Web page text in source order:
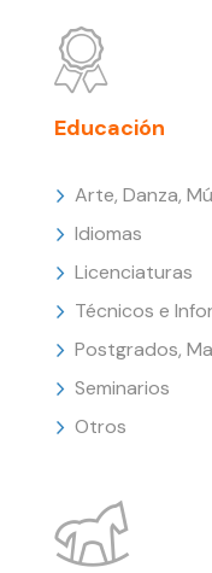
Educación
Arte, Danza,
Idiomas
Licenciaturas
Técnicos e
Postgrados,
Seminarios
Otros